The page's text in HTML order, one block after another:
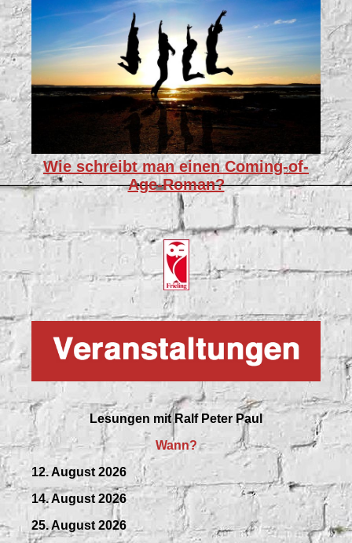
Wie schreibt man einen Coming-of-
Age-Roman?
Lesungen mitRalf Peter Paul
Wann?
12. August 2026
14. August 2026
25. August 2026